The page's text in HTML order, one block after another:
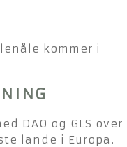
kommer i
DAO og GLS over
lande i Europa.